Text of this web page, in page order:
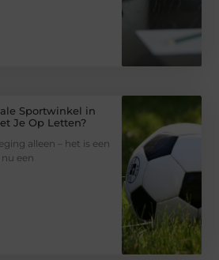
Sportwinkel in
Je Op Letten?
alleen – het is een
een